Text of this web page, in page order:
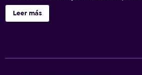
hidromasaje y aparcamiento sin
servicio de limpieza limitado. Focus
Leer más